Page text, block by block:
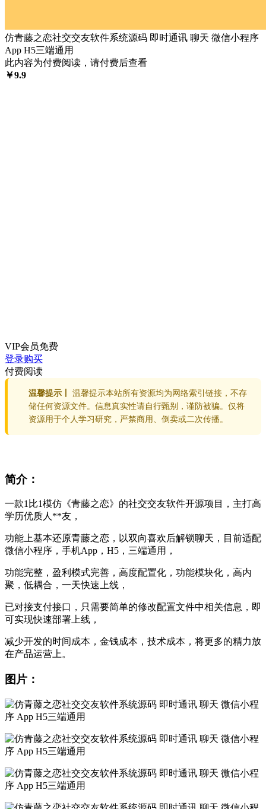
仿青藤之恋社交交友软件系统源码 即时通讯 聊天 微信小程序
App H5三端通用
此内容为付费阅读，请付费后查看
￥9.9
VIP会员免费
登录购买
付费阅读
温馨提示丨
温馨提示本站所有资源均为网络索引链接，不存
储任何资源文件。信息真实性请自行甄别，谨防被骗。仅将
资源用于个人学习研究，严禁商用、倒卖或二次传播。
简介：
一款1比1模仿《青藤之恋》的社交交友软件开源项目，主打高
学历优质人**友，
功能上基本还原青藤之恋，以双向喜欢后解锁聊天，目前适配
微信小程序，手机App，H5，三端通用，
功能完整，盈利模式完善，高度配置化，功能模块化，高内
聚，低耦合，一天快速上线，
已对接支付接口，只需要简单的修改配置文件中相关信息，即
可实现快速部署上线，
减少开发的时间成本，金钱成本，技术成本，将更多的精力放
在产品运营上。
图片：